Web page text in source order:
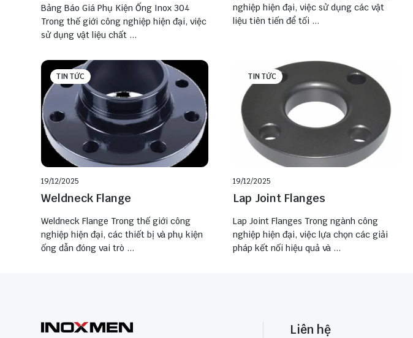
Bảng Báo Giá Phụ Kiện Ống Inox 304
Trong thế giới công nghiệp hiện đại, việc
sử dụng vật liệu chất ...
nghiệp hiện đại, việc sử dụng các vật
liệu tiên tiến để tối ...
TIN TỨC
19/12/2025
Weldneck Flange
Weldneck Flange Trong thế giới công
nghiệp hiện đại, các thiết bị và phụ kiện
ống dẫn đóng vai trò ...
TIN TỨC
19/12/2025
Lap Joint Flanges
Lap Joint Flanges Trong ngành công
nghiệp hiện đại, việc lựa chọn các giải
pháp kết nối hiệu quả và ...
Liên hệ